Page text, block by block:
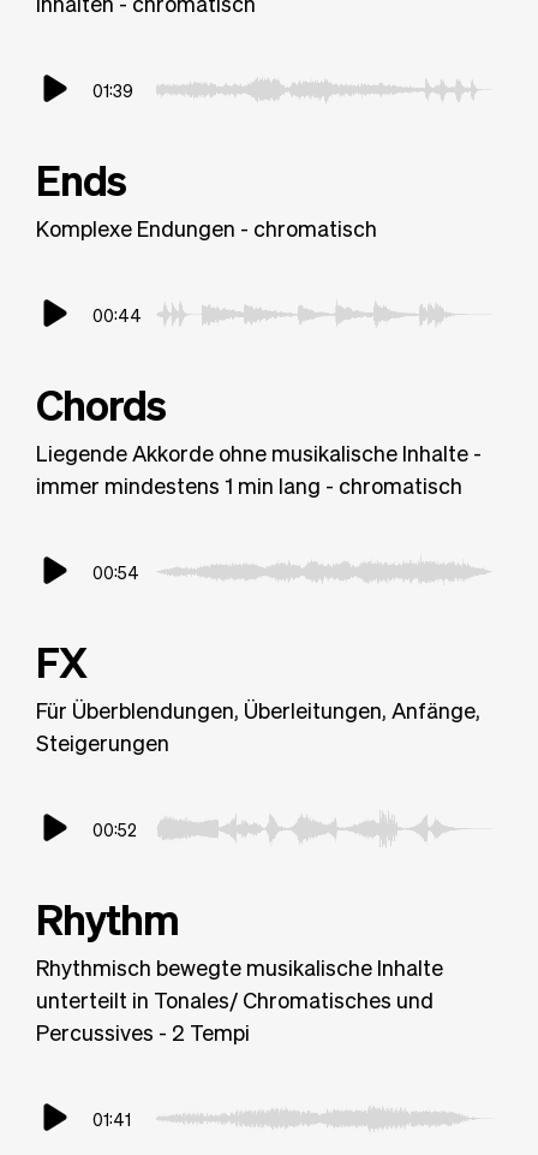
01:39
Ends
Komplexe Endungen - chromatisch
00:44
Chords
Liegende Akkorde ohne musikalische Inhalte -
immer mindestens 1 min lang - chromatisch
00:54
FX
Für Überblendungen, Überleitungen, Anfänge,
Steigerungen
00:52
Rhythm
Rhythmisch bewegte musikalische Inhalte
unterteilt in Tonales/ Chromatisches und
Percussives - 2 Tempi
01:41